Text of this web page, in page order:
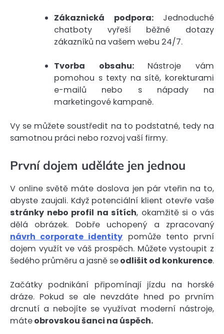
Zákaznická podpora: Jednoduché
chatboty vyřeší běžné dotazy
zákazníků na vašem webu 24/7.
Tvorba obsahu: Nástroje vám
pomohou s texty na sítě, korekturami
e-mailů nebo s nápady na
marketingové kampaně.
Vy se můžete soustředit na to podstatné, tedy na
samotnou práci nebo rozvoj vaší firmy.
První dojem uděláte jen jednou
V online světě máte doslova jen pár vteřin na to,
abyste zaujali. Když potenciální klient otevře vaše
stránky nebo profil na sítích, okamžitě si o vás
dělá obrázek. Dobře uchopený a zpracovaný
návrh corporate identity pomůže tento první
dojem využít ve váš prospěch. Můžete vystoupit z
šedého průměru a jasně seodlišit od konkurence.
Začátky podnikání připomínají jízdu na horské
dráze. Pokud se ale nevzdáte hned po prvním
drcnutí a nebojíte se využívat moderní nástroje,
máteobrovskou šanci na úspěch.